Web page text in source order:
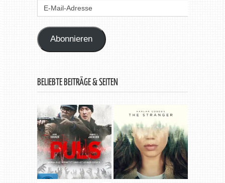
Abonnieren
BELIEBTE BEITRÄGE & SEITEN